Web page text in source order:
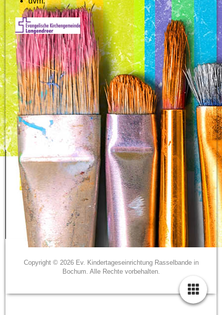
Copyright © 2026 Ev. Kindertageseinrichtung Rasselbande in
Bochum. Alle Rechte vorbehalten.